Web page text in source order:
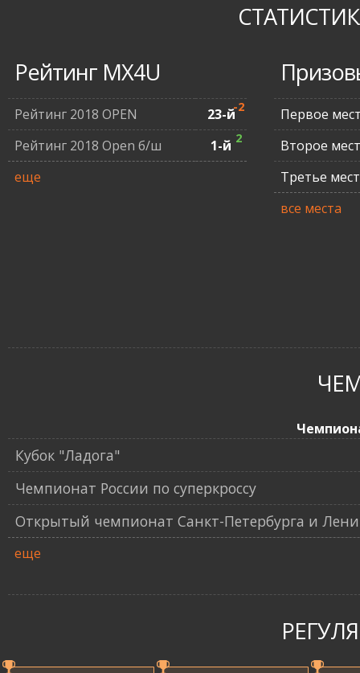
Рейтинг MX4U
Рейтинг 2018 OPEN 23-й-2
Рейтинг 2018 Open б/ш 1-й 2
еще
Первое
Второе
Третье
все места
Кубок "Ладога"
Чемпионат России по суперкроссу
Открытый чемпионат Санкт-Петербурга и
еще